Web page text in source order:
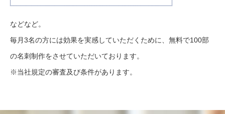
などなど。
毎月3名の方には効果を実感していただくために、無料で100部
の名刺制作をさせていただいております。
※当社規定の審査及び条件があります。